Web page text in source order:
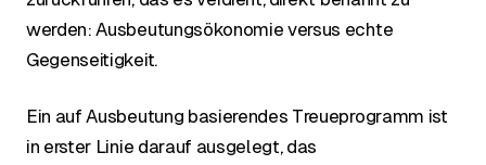
werden: Ausbeutungsökonomie versus echte
Gegenseitigkeit.
Ein auf Ausbeutung basierendes Treueprogramm ist
in erster Linie darauf ausgelegt, das